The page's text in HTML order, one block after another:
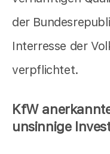
der
Interresse der
verpflichtet.
KfW
unsinnige